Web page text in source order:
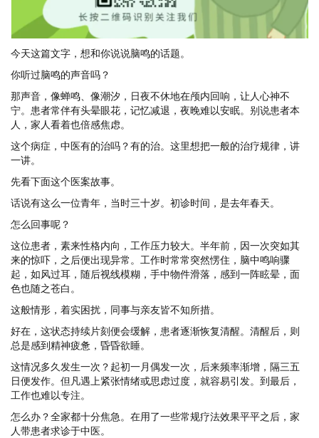
今天这篇文字，想和你说说脑鸣的话题。
你听过脑鸣的声音吗？
那声音，像蝉鸣、像潮汐，日夜不休地在颅内回响，让人心神不
宁。患者常伴有头晕眼花，记忆减退，夜晚难以安眠。别说患者本
人，家人看着也倍感焦虑。
这个病症，中医有的治吗？有的治。这里想把一般的治疗规律，讲
一讲。
先看下面这个医案故事。
话说有这么一位青年，当时三十岁。初诊时间，是去年春天。
怎么回事呢？
这位患者，素来性格内向，工作压力较大。半年前，因一次突如其
来的惊吓，之后便出现异常。工作时常常突然愣住，脑中鸣响骤
起，如风过耳，随后视线模糊，手中物件滑落，感到一阵眩晕，面
色也随之苍白。
这般情形，着实困扰，同事与亲友皆不知所措。
好在，这状态持续片刻便会缓解，患者逐渐恢复清醒。清醒后，则
总是感到精神疲惫，昏昏欲睡。
这情况多久发生一次？起初一月偶发一次，后来频率渐增，隔三五
日便发作。但凡遇上紧张情绪或思虑过度，就容易引发。到最后，
工作也难以专注。
怎么办？全家都十分焦急。在用了一些常规疗法效果平平之后，家
人带患者求诊于中医。